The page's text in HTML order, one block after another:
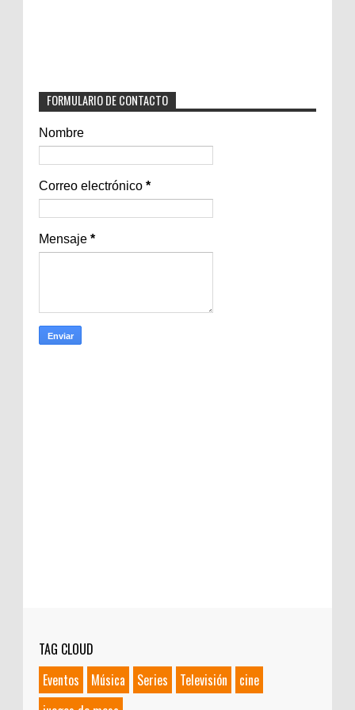
FORMULARIO DE CONTACTO
Nombre
Correo electrónico *
Mensaje *
TAG CLOUD
Eventos
Música Series Televisión
cine